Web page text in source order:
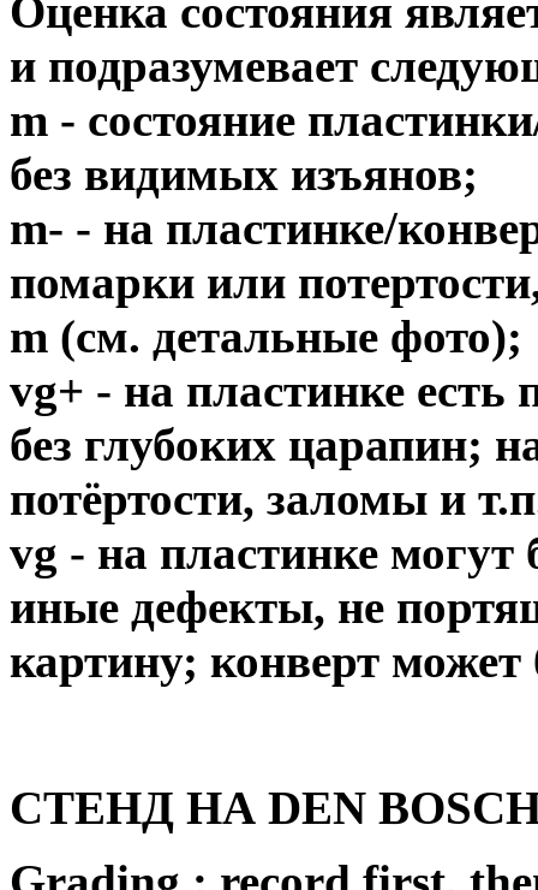
Оценка состояния
и подразумевает
m - состояние
без видимых изъянов;
m- - на пластинке/
помарки или
m (см. детальные фото);
vg+ - на пластинке есть
без глубоких царапин;
потёртости, заломы и
vg - на пластинке
иные дефекты, не
картину; конверт
СТЕНД НА DEN BOSCH